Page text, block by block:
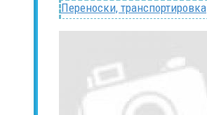
Переноски, транспортировка